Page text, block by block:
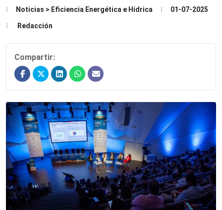
Noticias > Eficiencia Energética e Hídrica 01-07-2025
Redacción
Compartir: